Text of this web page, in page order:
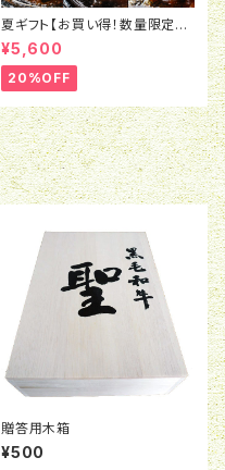
夏ギフト【お買い得！数量限定！】
【黒毛和牛ローストビーフ（赤
身・霜降り）2種食べ比べ＆黒毛
和牛100％ハンバーグ4種食べ
比べセット】
¥5,600
20%OFF
贈答用木箱
¥500